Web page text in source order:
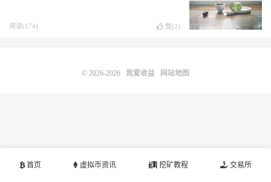
阅读(174) 赞(2)
首页 虚拟币资讯 挖矿教程 交易所
© 2026-2026 我爱收益 网站地图